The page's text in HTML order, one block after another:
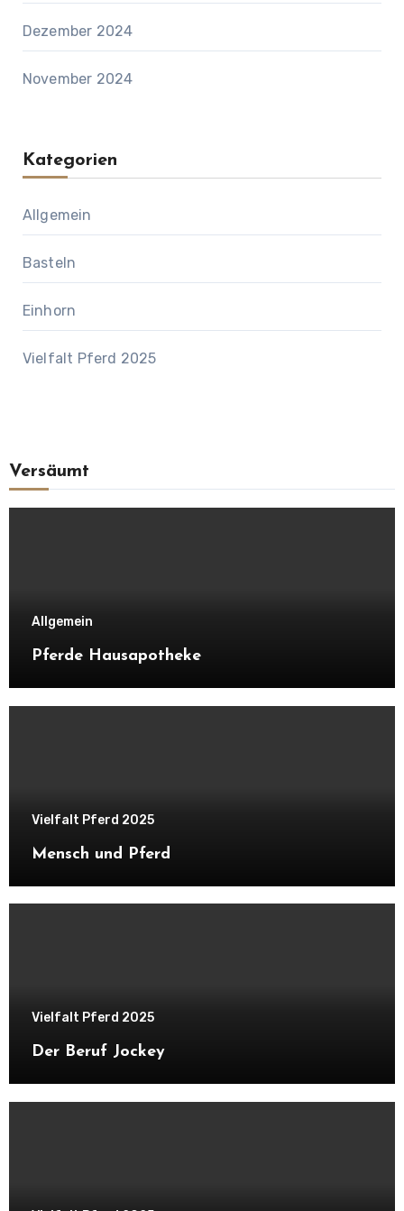
Dezember 2024
November 2024
Kategorien
Allgemein
Basteln
Einhorn
Vielfalt Pferd 2025
Versäumt
Allgemein
Pferde Hausapotheke
Vielfalt Pferd 2025
Mensch und Pferd
Vielfalt Pferd 2025
Der Beruf Jockey